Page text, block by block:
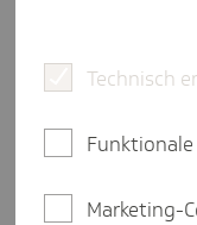
Viele Menschen
Facharztpraxen
historisch
Technisch
Funktionale
Marketing-